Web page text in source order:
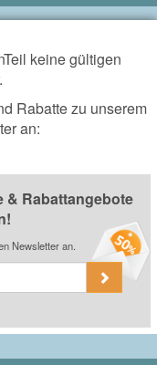
keine gültigen
Rabatte zu unserem
an:
& Rabattangebote
Newsletter an.